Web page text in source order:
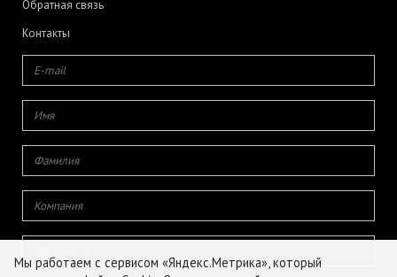
Обратная связь
Контакты
Мы работаем с сервисом «Яндекс.Метрика», который